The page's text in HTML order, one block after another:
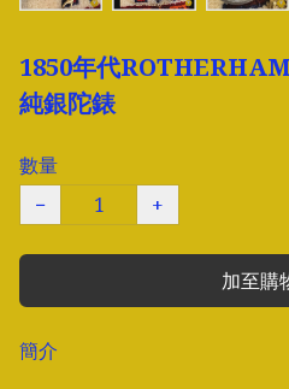
1850年代
純銀陀錶
數量
−
+
加至購
簡介